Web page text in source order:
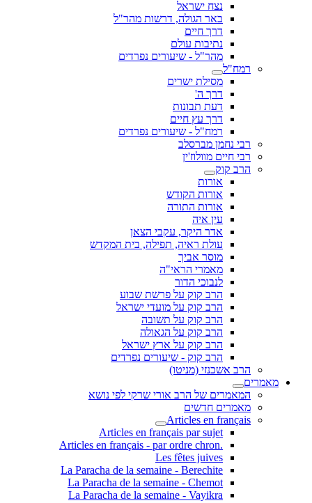
נצח ישראל
באר הגולה, דרשות מהר"ל
דרך חיים
נתיבות עולם
מהר"ל - שיעורים נפרדים
רמח"ל
מסילת ישרים
דרך ה'
דעת תבונות
דרך עץ חיים
רמח"ל - שיעורים נפרדים
רבי נחמן מברסלב
רבי חיים מוולוז'ין
הרב קוק
אורות
אורות הקודש
אורות התורה
עין איה
אדר היקר, עקבי הצאן
עולת ראיה, תפילה, בית המקדש
מוסר אביך
מאמרי הראי"ה
לנבוכי הדור
הרב קוק על פרשת שבוע
הרב קוק על מועדי ישראל
הרב קוק על תשובה
הרב קוק על הגאולה
הרב קוק על ארץ ישראל
הרב קוק - שיעורים נפרדים
הרב אשכנזי (מניטו)
מאמרים
המאמרים של הרב אורי שרקי לפי נושא
מאמרים חדשים
Articles en français
Articles en français par sujet
.Articles en français - par ordre chron
Les fêtes juives
La Paracha de la semaine - Berechite
La Paracha de la semaine - Chemot
La Paracha de la semaine - Vayikra